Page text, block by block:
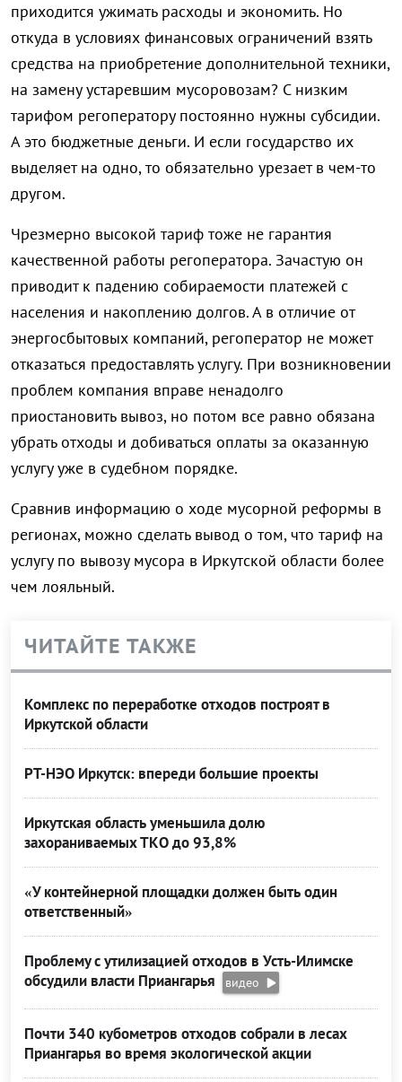
приходится ужимать расходы и экономить. Но
откуда в условиях финансовых ограничений взять
средства на приобретение дополнительной техники,
на замену устаревшим мусоровозам? С низким
тарифом регоператору постоянно нужны субсидии.
А это бюджетные деньги. И если государство их
выделяет на одно, то обязательно урезает в чем-то
другом.
Чрезмерно высокой тариф тоже не гарантия
качественной работы регоператора. Зачастую он
приводит к падению собираемости платежей с
населения и накоплению долгов. А в отличие от
энергосбытовых компаний, регоператор не может
отказаться предоставлять услугу. При возникновении
проблем компания вправе ненадолго
приостановить вывоз, но потом все равно обязана
убрать отходы и добиваться оплаты за оказанную
услугу уже в судебном порядке.
Сравнив информацию о ходе мусорной реформы в
регионах, можно сделать вывод о том, что тариф на
услугу по вывозу мусора в Иркутской области более
чем лояльный.
ЧИТАЙТЕ ТАКЖЕ
Комплекс по переработке отходов построят в
Иркутской области
РТ-НЭО Иркутск: впереди большие проекты
Иркутская область уменьшила долю
захораниваемых ТКО до 93,8%
«У контейнерной площадки должен быть один
ответственный»
Проблему с утилизацией отходов в Усть-Илимске
обсудили власти Приангарья
видео
Почти 340 кубометров отходов собрали в лесах
Приангарья во время экологической акции